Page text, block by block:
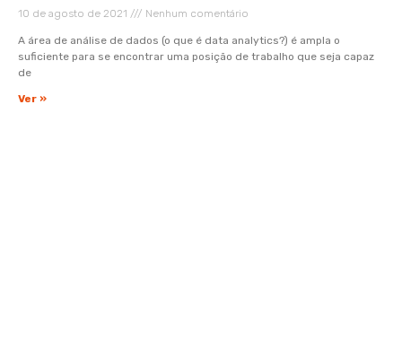
10 de agosto de 2021 Nenhum comentário
A área de análise de dados (o que é data analytics?) é ampla o
suficiente para se encontrar uma posição de trabalho que seja capaz
de
Ver »